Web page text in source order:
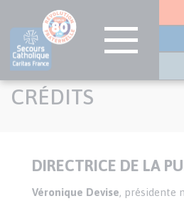
Aller
CRÉDITS
Texte
DIRECTRICE DE LA
Véronique Devise, présidente